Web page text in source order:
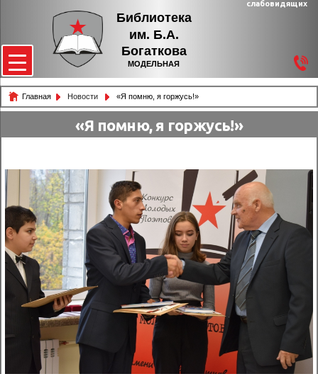
Библиотека
им. Б.А.
Богаткова
МОДЕЛЬНАЯ
слабовидящих
Главная Новости «Я помню, я горжусь!»
«Я помню, я горжусь!»